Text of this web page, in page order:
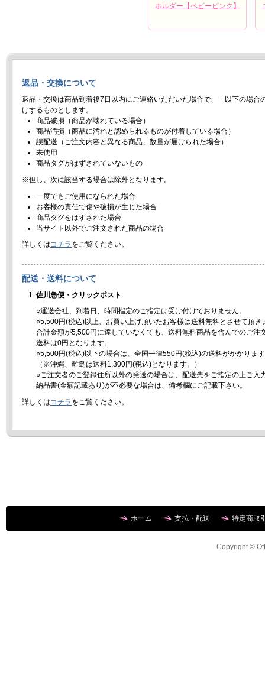
ホルダー【ベビーピンク】
返品・交換について
返品・交換は商品到着後7日以内にご連絡いただいた場合で、「以下の場合
けするものとします。
商品破損（商品が壊れている場合）
商品汚損（商品に汚れと認められるものが付着している場合）
誤配送（ご注文内容と異なる商品、数量が届けられた場合）
未使用
商品タグがはずされていないもの
※但し、次に該当する場合は除外となります。
一度でもご使用になられた場合
お客様の責任で傷や破損が生じた場合
商品タグをはずされた場合
当サイト以外でご注文された商品の場合
詳しくはコチラ をご覧ください。
配送・送料について
佐川急便・クリックポスト
○運送会社、到着日、時間指定のご指定は受け付けておりません。
○5,500円(税込)以上、お買い上げ頂いたお客様は送料無料とさせて頂き
合計金額が5,500円に達していなくても、送料無料商品を含んでのご注
送料は0円となります。
○5,500円(税込)以下の場合は、全国一律550円(税込)の送料がかかりま
（※沖縄、離島は送料1,300円(税込)となります。）
○ご注文者のご登録住所以外の発送の場合は、配送先をご指定の上ご入
納品書(金額記載あり)が不必要な場合は、備考欄にご記載下さい。
詳しくはコチラ をご覧ください。
ホーム 支払・配送 特定商取
Copyright ©